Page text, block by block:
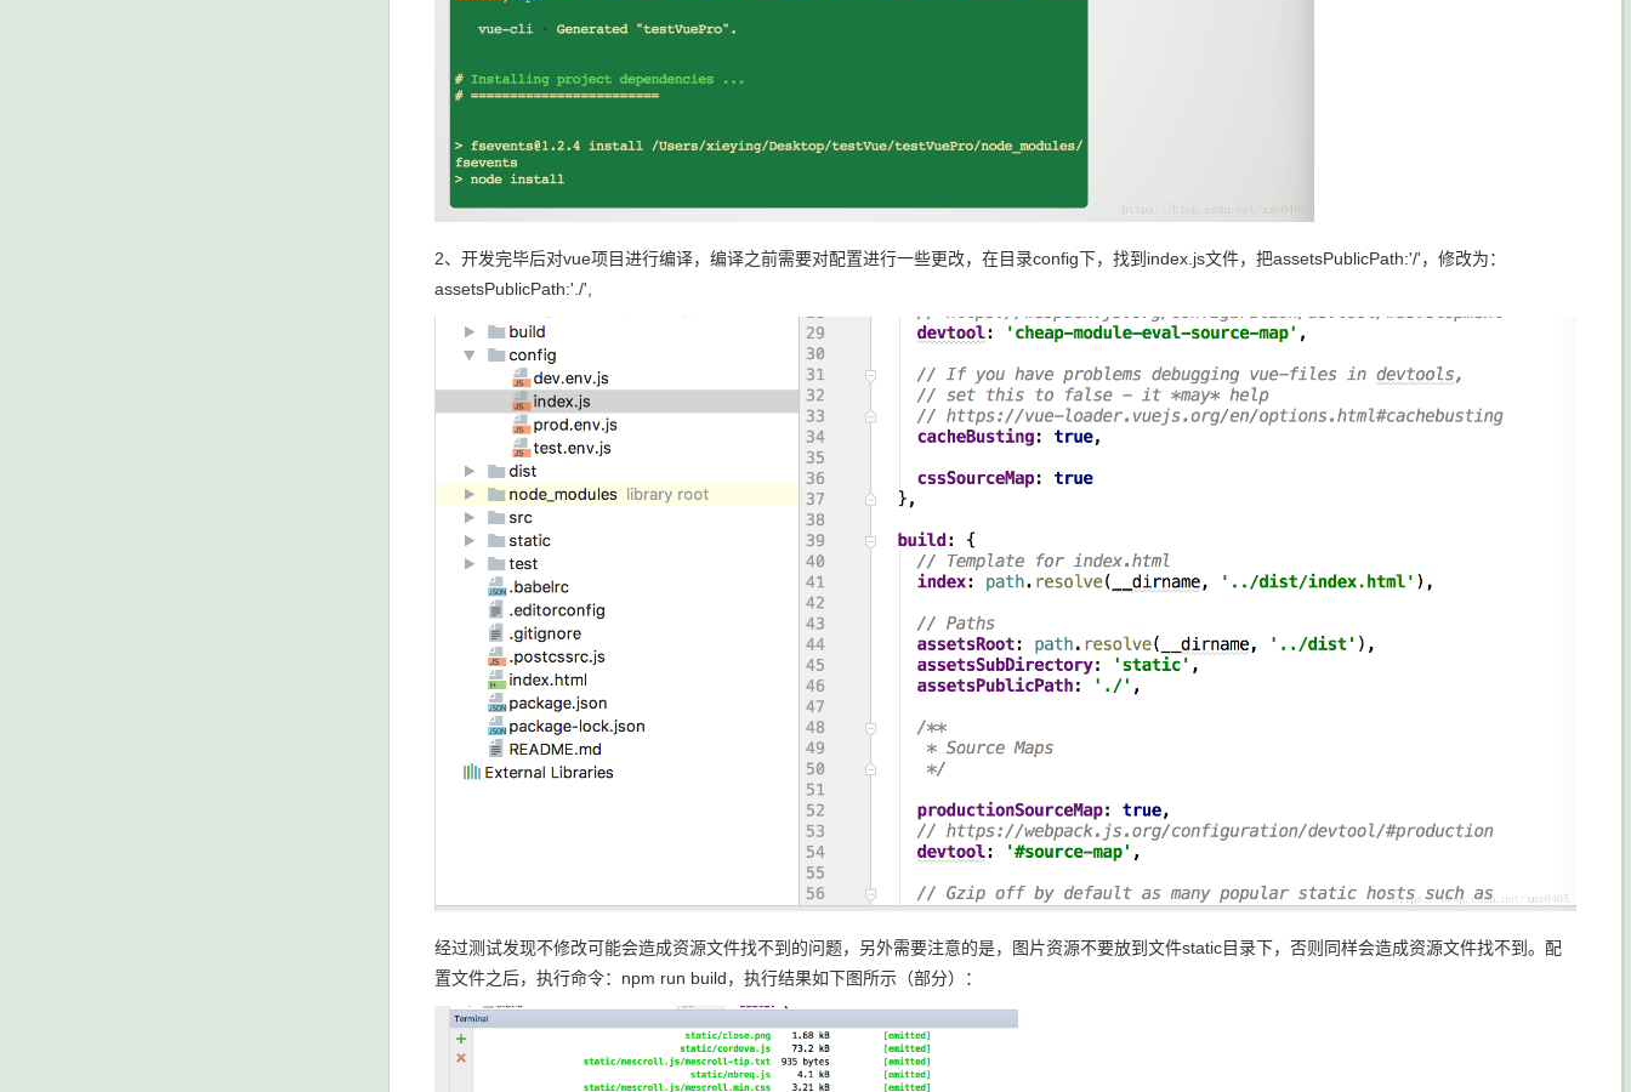
2、开发完毕后对vue项目进行编译，编译之前需要对配置进行一些更改，在目录config下，找到index.js文件，把assetsPublicPath:'/'，修改为：
assetsPublicPath:'./',
经过测试发现不修改可能会造成资源文件找不到的问题，另外需要注意的是，图片资源不要放到文件static目录下，否则同样会造成资源文件找不到。配
置文件之后，执行命令：npm run build，执行结果如下图所示（部分）：